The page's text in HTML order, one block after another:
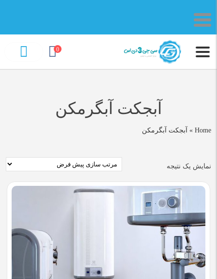
0
آبجکت آبگرمکن
Home
» آبجکت آبگرمکن
نمایش یک نتیجه